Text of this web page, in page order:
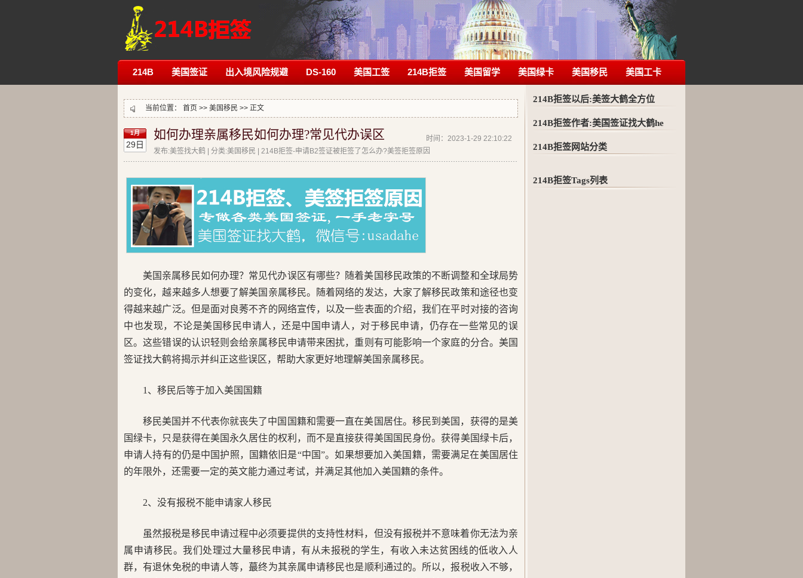
214B 美国签证 出入境风险规避 DS-160 美国工签 214B拒签 美国留学 美国绿卡 美国移民 美国工卡
当前位置： 首页 >> 美国移民 >> 正文
1月
29日
时间：2023-1-29 22:10:22
如何办理亲属移民如何办理?常见代办误区
发布:美签找大鹤 | 分类:美国移民 | 214B拒签-申请B2签证被拒签了怎么办?美签拒签原因
美国亲属移民如何办理？常见代办误区有哪些？随着美国移民政策的不断调整和全球局势
的变化，越来越多人想要了解美国亲属移民。随着网络的发达，大家了解移民政策和途径也变
得越来越广泛。但是面对良莠不齐的网络宣传，以及一些表面的介绍，我们在平时对接的咨询
中也发现，不论是美国移民申请人，还是中国申请人，对于移民申请，仍存在一些常见的误
区。这些错误的认识轻则会给亲属移民申请带来困扰，重则有可能影响一个家庭的分合。美国
签证找大鹤将揭示并纠正这些误区，帮助大家更好地理解美国亲属移民。
1、移民后等于加入美国国籍
移民美国并不代表你就丧失了中国国籍和需要一直在美国居住。移民到美国，获得的是美
国绿卡，只是获得在美国永久居住的权利，而不是直接获得美国国民身份。获得美国绿卡后，
申请人持有的仍是中国护照，国籍依旧是“中国”。如果想要加入美国籍，需要满足在美国居住
的年限外，还需要一定的英文能力通过考试，并满足其他加入美国籍的条件。
2、没有报税不能申请家人移民
虽然报税是移民申请过程中必须要提供的支持性材料，但没有报税并不意味着你无法为亲
属申请移民。我们处理过大量移民申请，有从未报税的学生，有收入未达贫困线的低收入人
群，有退休免税的申请人等，蕞终为其亲属申请移民也是顺利通过的。所以，报税收入不够，
214B拒签以后:美签大鹤全方位
214B拒签作者:美国签证找大鹤he
214B拒签网站分类
214B拒签Tags列表